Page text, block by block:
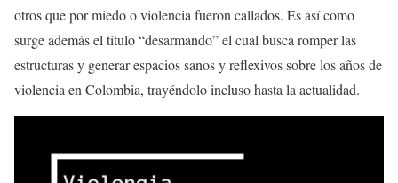
otros que por miedo o violencia fueron callados. Es así como
surge además el título “desarmando” el cual busca romper las
estructuras y generar espacios sanos y reflexivos sobre los años de
violencia en Colombia, trayéndolo incluso hasta la actualidad.